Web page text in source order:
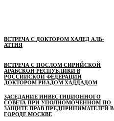
ВСТРЕЧА С ДОКТОРОМ ХАЛЕД АЛЬ-
АТТИЯ
ВСТРЕЧА С ПОСЛОМ СИРИЙСКОЙ
АРАБСКОЙ РЕСПУБЛИКИ В
РОССИЙСКОЙ ФЕДЕРАЦИИ
ДОКТОРОМ РИАДОМ ХАДДАДОМ
ЗАСЕДАНИЕ ИНВЕСТИЦИОННОГО
СОВЕТА ПРИ УПОЛНОМОЧЕННОМ ПО
ЗАЩИТЕ ПРАВ ПРЕДПРИНИМАТЕЛЕЙ В
ГОРОДЕ МОСКВЕ